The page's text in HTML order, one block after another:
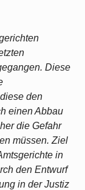
Diese
den
einen Abbau
die Gefahr
müssen. Ziel
in
den Entwurf
in der Justiz